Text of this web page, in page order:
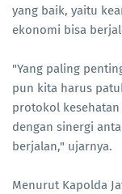
yang baik, yaitu
ekonomi bisa
"Yang paling
pun kita harus
protokol
dengan sinergi
berjalan," ujarnya.
Menurut Kapolda